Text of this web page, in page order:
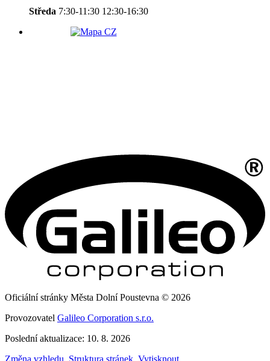
Středa 7:30-11:30 12:30-16:30
Oficiální stránky Města Dolní Poustevna © 2026
Provozovatel Galileo Corporation s.r.o.
Poslední aktualizace: 10. 8. 2026
Změna vzhledu Struktura stránek Vytisknout